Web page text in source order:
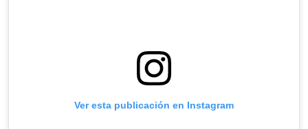
Ver esta publicación en Instagram